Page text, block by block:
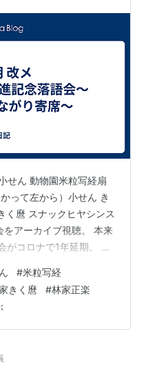
せん 動物園米粒写経扇
って左から）小せん き
く麿 スナックヒヤシンス
アーカイブ視聴。 本来
がコロナで1年延期。 よ
、トリではご祝儀も。
州を回る計画を立てク
。口上での文蔵師「体
な北九州に生の落語を届
#米粒写経
きく麿 #林家正楽